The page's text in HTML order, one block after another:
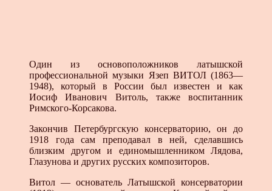
Один из основоположников латышской
профессиональной музыки Язеп ВИТОЛ (1863—
1948), который в России был известен и как
Иосиф Иванович Витоль, также воспитанник
Римского-Корсакова.
Закончив Петербургскую консерваторию, он до
1918 года сам преподавал в ней, сделавшись
близким другом и единомышленником Лядова,
Глазунова и других русских композиторов.
Витол — основатель Латышской консерватории